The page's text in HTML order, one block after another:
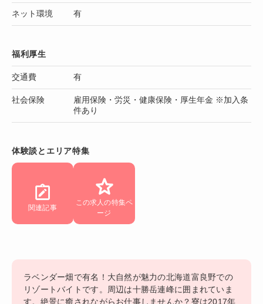
ネット環境 有
福利厚生
交通費 有
社会保険
雇用保険・労災・健康保険・厚生年金 ※加入条
件あり
体験談とエリア特集
関連記事
この求人の特集ペ
ージ
ラベンダー畑で有名！大自然が魅力の北海道富良野での
リゾートバイトです。周辺は十勝岳連峰に囲まれていま
す。絶景に癒されながらお仕事しませんか？寮は2017年